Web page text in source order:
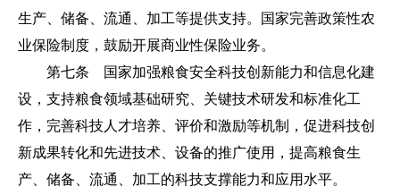
生产、储备、流通、加工等提供支持。国家完善政策性农
业保险制度，鼓励开展商业性保险业务。
第七条 国家加强粮食安全科技创新能力和信息化建
设，支持粮食领域基础研究、关键技术研发和标准化工
作，完善科技人才培养、评价和激励等机制，促进科技创
新成果转化和先进技术、设备的推广使用，提高粮食生
产、储备、流通、加工的科技支撑能力和应用水平。